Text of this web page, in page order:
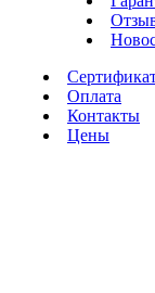
Оплата
Контакты
Цены